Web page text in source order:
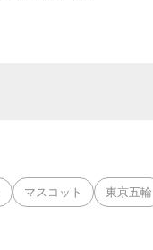
マスコット 東京五輪